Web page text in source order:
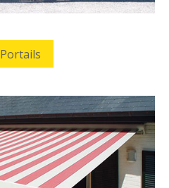
Portails